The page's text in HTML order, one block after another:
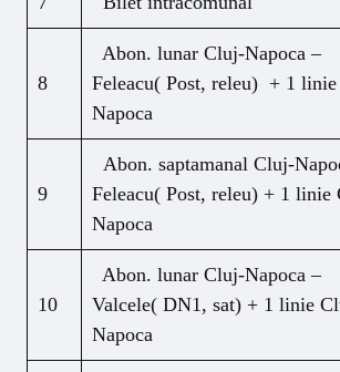
8
Abon. lunar Cluj-Napoca –
Feleacu( Post, releu) + 1
Napoca
9
Abon. saptamanal Cluj-
Feleacu( Post, releu) + 1 linie
Napoca
10
Abon. lunar Cluj-Napoca –
Valcele( DN1, sat) + 1 linie
Napoca